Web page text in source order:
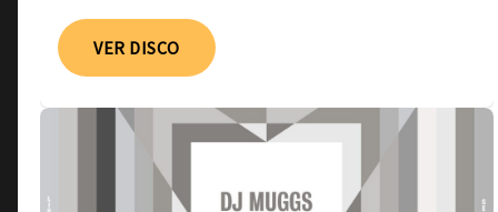
VER DISCO